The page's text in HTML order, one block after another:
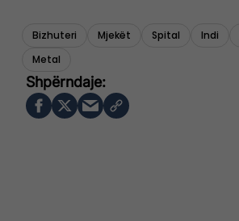
Bizhuteri Mjekët Spital Indi
Metal